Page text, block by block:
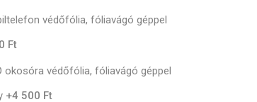
védőfólia, fóliavágó géppel
Ft
okosóra védőfólia, fóliavágó géppel
+4 500 Ft